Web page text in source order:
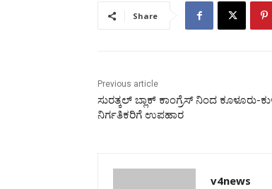
Share
Previous article
ಸುರತ್ಕಲ್ ಬ್ಲಾಕ್ ಕಾಂಗ್ರೆಸ್ ನಿಂದ ಕೂಳೂರು-
ನಿರ್ಗತಿಕರಿಗೆ ಉಪಹಾರ
v4news